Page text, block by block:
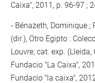
Caixa", 2011, p. 96-97 ;
Bénazeth, Dominique ;
(dir.), Otro Egipto :
Louvre, cat. exp.
Fundacio "La Caixa",
Fundacio "la caixa",